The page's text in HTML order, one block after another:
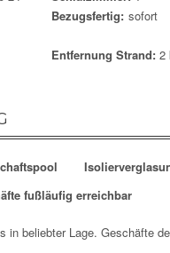
Bezugsfertig: sofort
Entfernung Strand: 2
fußläufig erreichbar
in beliebter Lage. Geschäfte